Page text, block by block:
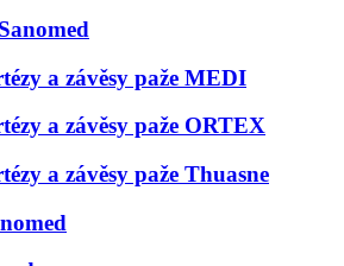
a závěsy paže MEDI
a závěsy paže ORTEX
a závěsy paže Thuasne